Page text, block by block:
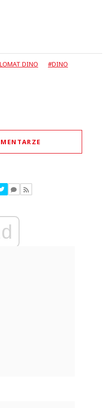
DINO
#DINO
komentarzy
komentarze